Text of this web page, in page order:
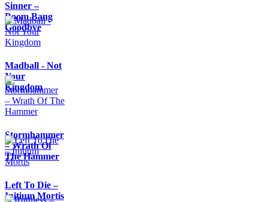
Sinner –
Boom Bang
Goodbye
Madball - Not
Your
Kingdom
Stormhammer
– Wrath Of
The Hammer
Left To Die –
Initium Mortis